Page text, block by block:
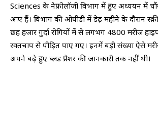
Sciences के नेफ्रोलॉजी विभाग में हुए अध्ययन में
आए हैं। विभाग की ओपीडी में डेढ़ महीने के दौरान
छह हजार गुर्दा रोगियों में से लगभग 4800 मरीज
रक्तचाप से पीड़ित पाए गए। इनमें बड़ी संख्या ऐसे
अपने बढ़े हुए ब्लड प्रेशर की जानकारी तक नहीं थी।